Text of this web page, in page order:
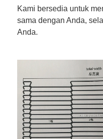
Rumah
Produk
Tentang kita
Kami bersedia untuk
sama dengan Anda,
Anda.